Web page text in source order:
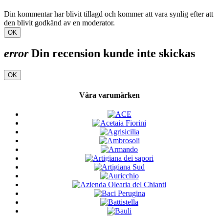
Din kommentar har blivit tillagd och kommer att vara synlig efter att
den blivit godkänd av en moderator.
OK
errorDin recension kunde inte skickas
OK
Våra varumärken